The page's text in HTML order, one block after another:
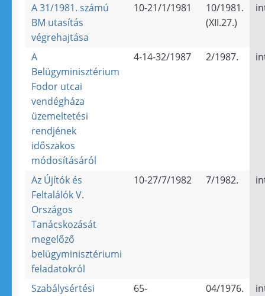
A 31/1981. számú
BM utasítás
végrehajtása
10-21/1/1981
10/1981.
(XII.27.)
A
Belügyminisztérium
Fodor utcai
vendégháza
üzemeltetési
rendjének
időszakos
módosításáról
4-14-32/1987 2/1987.
Az Újítók és
Feltalálók V.
Országos
Tanácskozását
megelőző
belügyminisztériumi
feladatokról
10-27/7/1982 7/1982.
Szabálysértési
65-
04/1976.